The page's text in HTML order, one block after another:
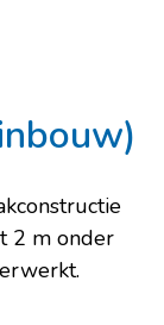
2 m onder